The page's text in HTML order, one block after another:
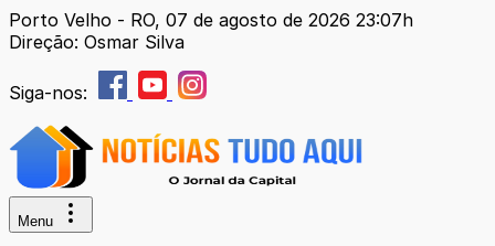
Porto Velho - RO, 07 de agosto de 2026 23:07h
Direção: Osmar Silva
Siga-nos:
Menu